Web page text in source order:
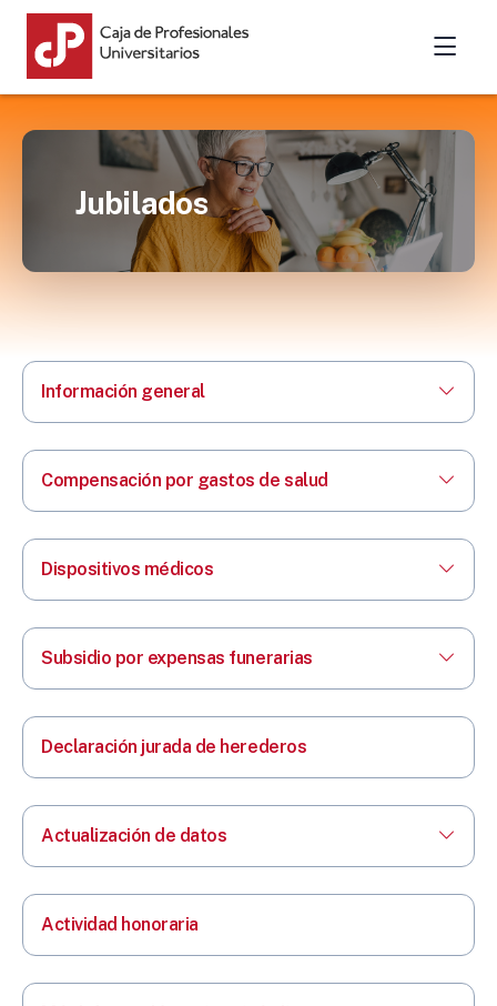
Jubilados
Información general
Compensación por gastos de salud
Dispositivos médicos
Subsidio por expensas funerarias
Declaración jurada de herederos
Actualización de datos
Actividad honoraria